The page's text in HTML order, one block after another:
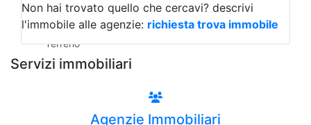
Qualsiasi
Terreno edificabile
Terreno
Non hai trovato quello che cercavi? descrivi
l'immobile alle agenzie: richiesta trova immobile
Servizi immobiliari
Agenzie Immobiliari